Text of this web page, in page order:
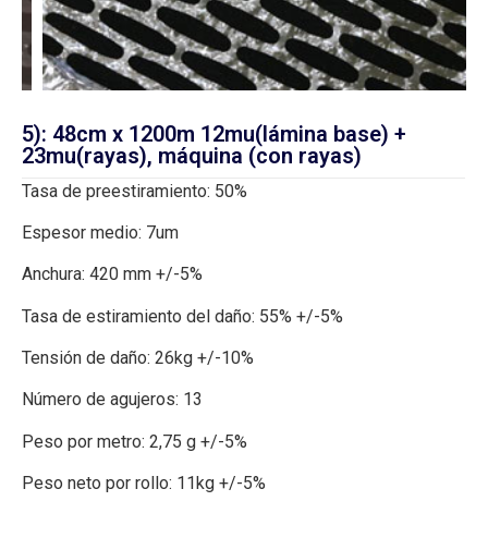
5): 48cm x 1200m 12mu(lámina base) +
23mu(rayas), máquina (con rayas)
Tasa de preestiramiento: 50%
Espesor medio: 7um
Anchura: 420 mm +/-5%
Tasa de estiramiento del daño: 55% +/-5%
Tensión de daño: 26kg +/-10%
Número de agujeros: 13
Peso por metro: 2,75 g +/-5%
Peso neto por rollo: 11kg +/-5%